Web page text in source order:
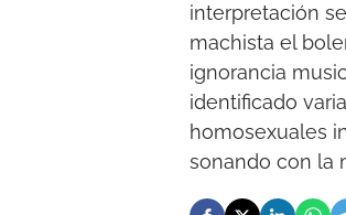
interpretación
machista el
ignorancia
identificado
homosexuales
sonando con la